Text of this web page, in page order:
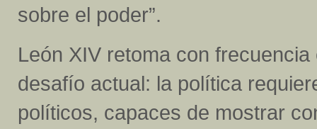
sobre el poder”.
León XIV retoma con
desafío actual: la política
políticos, capaces de mostrar